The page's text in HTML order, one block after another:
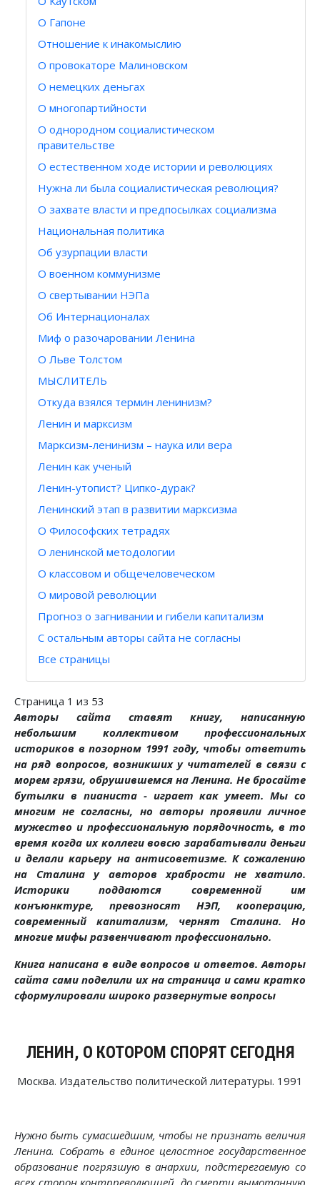
О Гапоне
Отношение к инакомыслию
О провокаторе Малиновском
О немецких деньгах
О многопартийности
О однородном социалистическом
правительстве
О естественном ходе истории и революциях
Нужна ли была социалистическая революция?
О захвате власти и предпосылках социализма
Национальная политика
Об узурпации власти
О военном коммунизме
О свертывании НЭПа
Об Интернационалах
Миф о разочаровании Ленина
О Льве Толстом
МЫСЛИТЕЛЬ
Откуда взялся термин ленинизм?
Ленин и марксизм
Марксизм-ленинизм – наука или вера
Ленин как ученый
Ленин-утопист? Ципко-дурак?
Ленинский этап в развитии марксизма
О Философских тетрадях
О ленинской методологии
О классовом и общечеловеческом
О мировой революции
Прогноз о загнивании и гибели капитализм
С остальным авторы сайта не согласны
Все страницы
Страница 1 из 53
Авторы сайта ставят книгу, написанную
небольшим коллективом профессиональных
историков в позорном 1991 году, чтобы ответить
на ряд вопросов, возникших у читателей в связи с
морем грязи, обрушившемся на Ленина. Не бросайте
бутылки в пианиста - играет как умеет. Мы со
многим не согласны, но авторы проявили личное
мужество и профессиональную порядочность, в то
время когда их коллеги вовсю зарабатывали деньги
и делали карьеру на антисоветизме. К сожалению
на Сталина у авторов храбрости не хватило.
Историки поддаются современной им
конъюнктуре, превозносят НЭП, кооперацию,
современный капитализм, чернят Сталина. Но
многие мифы развенчивают профессионально.
Книга написана в виде вопросов и ответов. Авторы
сайта сами поделили их на страница и сами кратко
сформулировали широко развернутые вопросы
ЛЕНИН, О КОТОРОМ СПОРЯТ СЕГОДНЯ
Москва. Издательство политической литературы. 1991
Нужно быть сумасшедшим, чтобы не признать величия
Ленина. Собрать в единое целостное государственное
образование погрязшую в анархии, подстерегаемую со